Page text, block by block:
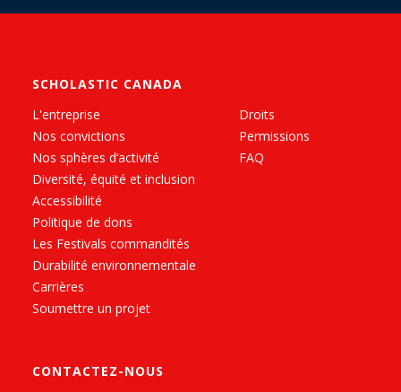
SCHOLASTIC CANADA
L'entreprise
Nos convictions
Nos sphères d’activité
Diversité, équité et inclusion
Accessibilité
Politique de dons
Les Festivals commandités
Durabilité environnementale
Carrières
Soumettre un projet
Droits
Permissions
FAQ
CONTACTEZ-NOUS